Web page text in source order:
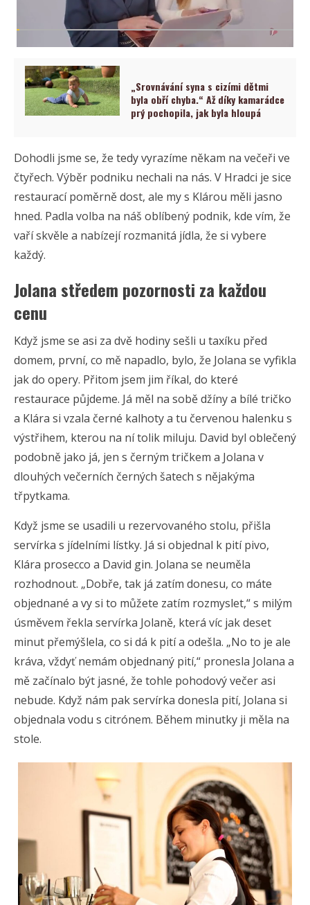
„Srovnávání syna s cizími dětmi
byla obří chyba.“ Až díky kamarádce
prý pochopila, jak byla hloupá
Dohodli jsme se, že tedy vyrazíme někam na večeři ve
čtyřech. Výběr podniku nechali na nás. V Hradci je sice
restaurací poměrně dost, ale my s Klárou měli jasno
hned. Padla volba na náš oblíbený podnik, kde vím, že
vaří skvěle a nabízejí rozmanitá jídla, že si vybere
každý.
Jolana středem pozornosti za každou
cenu
Když jsme se asi za dvě hodiny sešli u taxíku před
domem, první, co mě napadlo, bylo, že Jolana se vyfikla
jak do opery. Přitom jsem jim říkal, do které
restaurace půjdeme. Já měl na sobě džíny a bílé tričko
a Klára si vzala černé kalhoty a tu červenou halenku s
výstřihem, kterou na ní tolik miluju. David byl oblečený
podobně jako já, jen s černým tričkem a Jolana v
dlouhých večerních černých šatech s nějakýma
třpytkama.
Když jsme se usadili u rezervovaného stolu, přišla
servírka s jídelními lístky. Já si objednal k pití pivo,
Klára prosecco a David gin. Jolana se neuměla
rozhodnout. „Dobře, tak já zatím donesu, co máte
objednané a vy si to můžete zatím rozmyslet,“ s milým
úsměvem řekla servírka Jolaně, která víc jak deset
minut přemýšlela, co si dá k pití a odešla. „No to je ale
kráva, vždyť nemám objednaný pití,“ pronesla Jolana a
mě začínalo být jasné, že tohle pohodový večer asi
nebude. Když nám pak servírka donesla pití, Jolana si
objednala vodu s citrónem. Během minutky ji měla na
stole.